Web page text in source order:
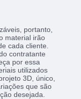
portanto,
material irão
cada cliente.
contratante
por essa
utilizados
3D, único,
que são
desejada.